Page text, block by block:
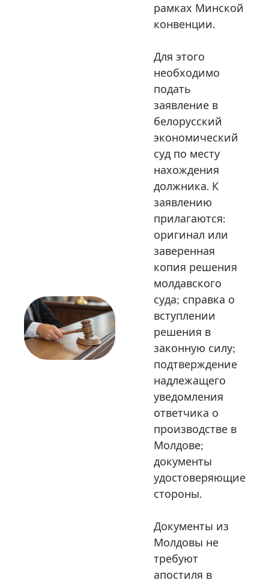
рамках Минской
конвенции.
Для этого
необходимо
подать
заявление в
белорусский
экономический
суд по месту
нахождения
должника. К
заявлению
прилагаются:
оригинал или
заверенная
копия решения
молдавского
суда; справка о
вступлении
решения в
законную силу;
подтверждение
надлежащего
уведомления
ответчика о
производстве в
Молдове;
документы
удостоверяющие
стороны.
Документы из
Молдовы не
требуют
апостиля в